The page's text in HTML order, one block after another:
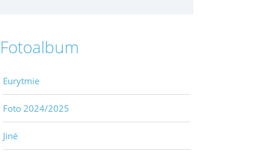
Fotoalbum
Eurytmie
Foto 2024/2025
Jiné